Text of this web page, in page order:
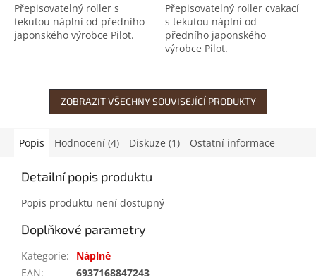
hvězdiček.
Přepisovatelný roller s
tekutou náplní od předního
japonského výrobce Pilot.
hvězdiček.
Přepisovatelný roller cvakací
s tekutou náplní od
předního japonského
výrobce Pilot.
ZOBRAZIT VŠECHNY SOUVISEJÍCÍ PRODUKTY
Popis Hodnocení (4) Diskuze (1) Ostatní informace
Detailní popis produktu
Popis produktu není dostupný
Doplňkové parametry
Kategorie:
Náplně
EAN: 6937168847243